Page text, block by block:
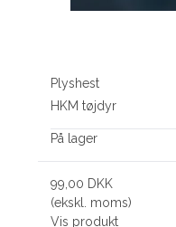
Plyshest
HKM tøjdyr
På lager
99,00 DKK
(ekskl. moms)
Vis produkt